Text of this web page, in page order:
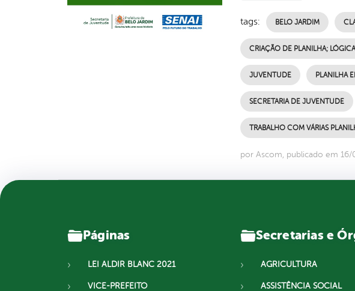
tags: BELO JARDIM
CRIAÇÃO DE PLANILHA;
JUVENTUDE PLANILHA
SECRETARIA DE JUVENTUDE
TRABALHO COM VÁRIAS
por Ascom, publicado em 16/
Páginas
LEI ALDIR BLANC 2021
VICE-PREFEITO
Secretarias e
AGRICULTURA
ASSISTÊNCIA SOCIAL